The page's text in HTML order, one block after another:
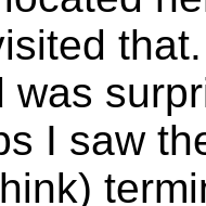
was
I saw